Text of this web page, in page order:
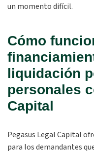
un momento difícil.
Cómo
liquidación
personales
Capital
Pegasus Legal Capital
para los demandantes